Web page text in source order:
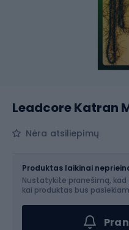
Leadcore Katran
Nėra atsiliepimų
Produktas laikinai
Nustatykite pranešimą,
kai produktas bus